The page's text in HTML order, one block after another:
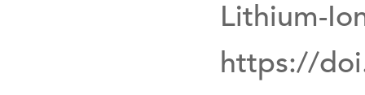
Lithium-
https://